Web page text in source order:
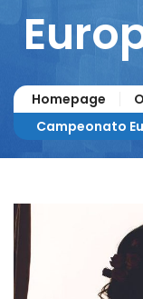
Columnistas
Homepage
Campeonato